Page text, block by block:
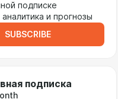
подписке
и прогнозы
SUBSCRIBE
подписка